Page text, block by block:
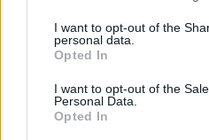
I want to opt-out of the
personal data.
Opted In
I want to opt-out of the
Personal Data.
Opted In
τις